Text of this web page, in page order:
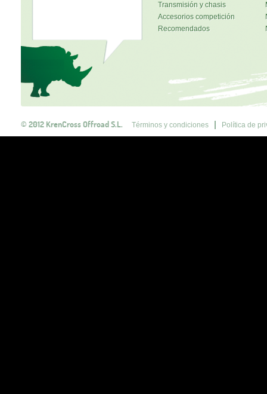
Transmisión y chasis
Accesorios competición
Recomendados
© 2012 KrenCross Offroad S.L. Términos y condiciones Política de